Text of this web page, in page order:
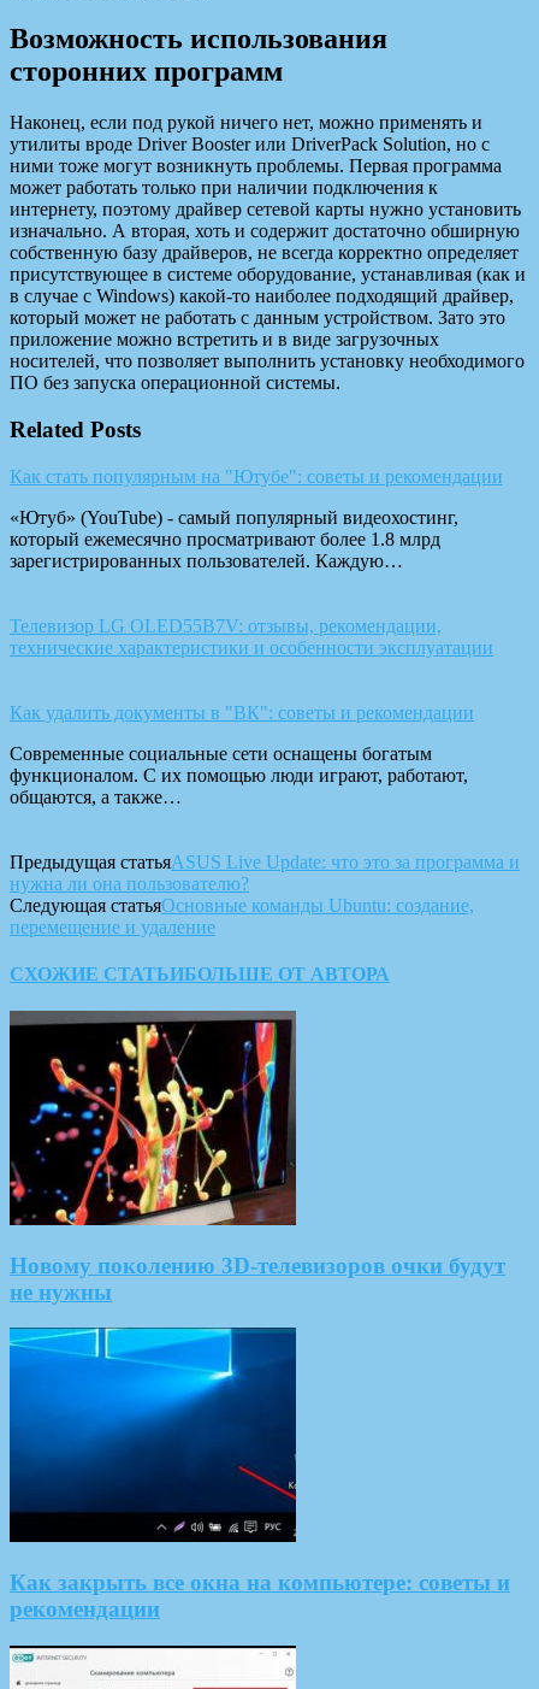
Возможность использования
сторонних программ
Наконец, если под рукой ничего нет, можно применять и
утилиты вроде Driver Booster или DriverPack Solution, но с
ними тоже могут возникнуть проблемы. Первая программа
может работать только при наличии подключения к
интернету, поэтому драйвер сетевой карты нужно установить
изначально. А вторая, хоть и содержит достаточно обширную
собственную базу драйверов, не всегда корректно определяет
присутствующее в системе оборудование, устанавливая (как и
в случае с Windows) какой-то наиболее подходящий драйвер,
который может не работать с данным устройством. Зато это
приложение можно встретить и в виде загрузочных
носителей, что позволяет выполнить установку необходимого
ПО без запуска операционной системы.
Related Posts
Как стать популярным на "Ютубе": советы и рекомендации
«Ютуб» (YouTube) - самый популярный видеохостинг,
который ежемесячно просматривают более 1.8 млрд
зарегистрированных пользователей. Каждую…
Телевизор LG OLED55B7V: отзывы, рекомендации,
технические характеристики и особенности эксплуатации
Как удалить документы в "ВК": советы и рекомендации
Современные социальные сети оснащены богатым
функционалом. С их помощью люди играют, работают,
общаются, а также…
Предыдущая статьяASUS Live Update: что это за программа и
нужна ли она пользователю?
Следующая статьяОсновные команды Ubuntu: создание,
перемещение и удаление
СХОЖИЕ СТАТЬИБОЛЬШЕ ОТ АВТОРА
Новому поколению 3D-телевизоров очки будут
не нужны
Как закрыть все окна на компьютере: советы и
рекомендации